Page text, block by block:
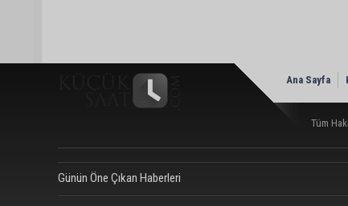
Ana Sayfa
Tüm
Günün Öne Çıkan Haberleri